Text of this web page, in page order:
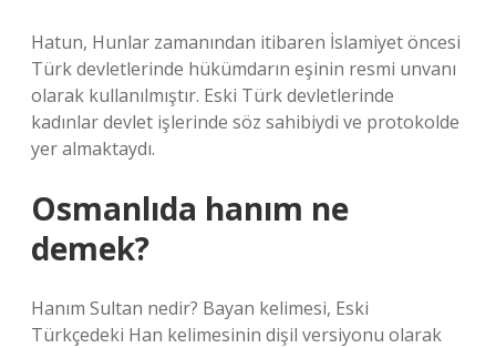
Hatun, Hunlar zamanından itibaren İslamiyet öncesi
Türk devletlerinde hükümdarın eşinin resmi unvanı
olarak kullanılmıştır. Eski Türk devletlerinde
kadınlar devlet işlerinde söz sahibiydi ve protokolde
yer almaktaydı.
Osmanlıda hanım ne
demek?
Hanım Sultan nedir? Bayan kelimesi, Eski
Türkçedeki Han kelimesinin dişil versiyonu olarak